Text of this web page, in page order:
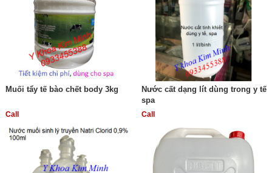
Muối tẩy tế bào chết body 3kg
Call
Nước cất dạng lít dùng trong y tế
spa
Call